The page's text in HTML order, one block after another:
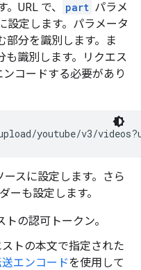
URL で、
part パラメ
設定します。パラメータ
部分を識別します。ま
も識別します。リクエス
ンコードする必要があり
youtube/v3/
ースに設定します。さら
ーも設定します。
トの認可トークン。
トの本文で指定された
エンコードを使用して